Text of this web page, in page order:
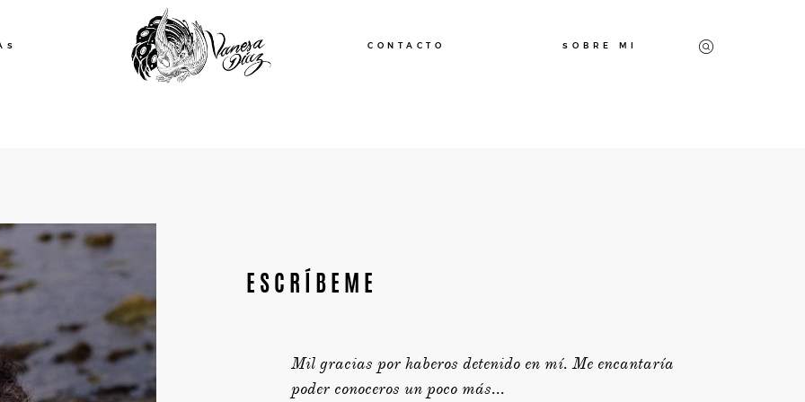
CONTACTO SOBRE MI
ESCRÍBEME
Mil gracias por haberos detenido en mí. Me encantaría
poder conoceros un poco más...